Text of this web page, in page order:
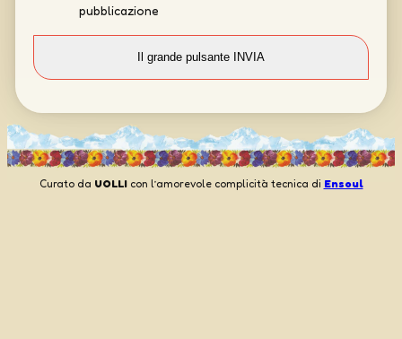
pubblicazione
Curato da UOLLIcon l’amorevole complicità tecnica di Ensoul